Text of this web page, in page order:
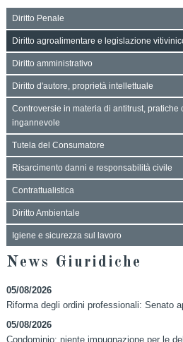
Diritto Penale
Diritto agroalimentare e legislazione
Diritto amministrativo
Diritto d'autore, proprietà intellettuale
Controversie in materia di antitrust,
ingannevole
Tutela del Consumatore
Risarcimento danni e responsabilità civile
Contrattualistica
Diritto Ambientale
Igiene e sicurezza sul lavoro
News Giuridiche
05/08/2026
Riforma degli ordini professionali: Senato
05/08/2026
Condominio: niente impugnazione per le